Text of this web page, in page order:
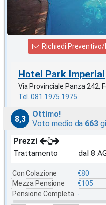
Richiedi
Hotel Park Imperial
Via Provinciale Panza 242,
Tel. 081.1975.1975
8,3
Ottimo!
Voto medio da 663
Prezzi
Trattamento
Con Colazione
Mezza Pensione
Pensione Completa
dal 8
€80
€105
-